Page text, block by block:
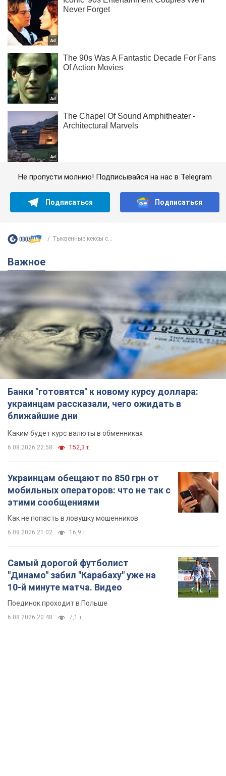
Не пропусти молнию! Подписывайся на нас в Telegram
Подписаться Подписаться
Тыквенные кексы с...
Важное
Банки "готовятся" к новому курсу доллара:
украинцам рассказали, чего ожидать в
ближайшие дни
Каким будет курс валюты в обменниках
6.08.2026 22:58 152,3 т.
Украинцам обещают по 850 грн от
мобильных операторов: что не так с
этими сообщениями
Как не попасть в ловушку мошенников
6.08.2026 21:02 16,9 т.
Самый дорогой футболист
"Динамо" забил "Карабаху" уже на
10-й минуте матча. Видео
Поединок проходит в Польше
6.08.2026 20:48 7,1 т.